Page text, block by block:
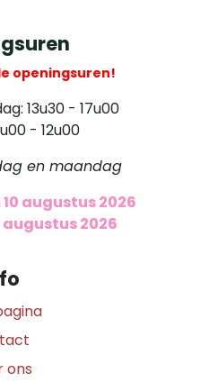
openingsuren!
13u30 - 17u00
- 12u00
en maandag
10 augustus 2026
augustus 2026
ons